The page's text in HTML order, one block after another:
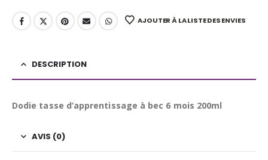
AJOUTER À LA LISTE DES ENVIES
DESCRIPTION
Dodie tasse d’apprentissage à bec 6 mois 200ml
AVIS (0)